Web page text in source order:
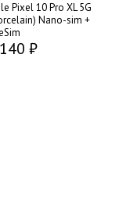
Pixel 10 Pro XL 5G
Nano-sim +
₽